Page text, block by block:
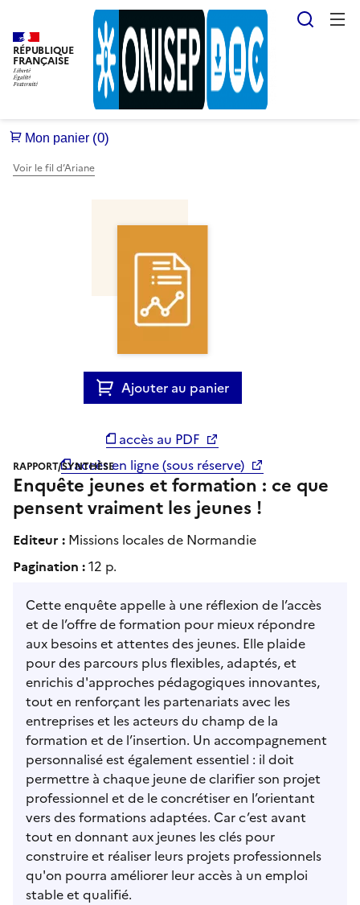
RÉPUBLIQUE
FRANÇAISE
Voir le fil d’Ariane
Ajouter au panier
accès au PDF
accès en ligne (sous réserve)
RAPPORT/SYNTHÈSE
Enquête jeunes et formation : ce que
pensent vraiment les jeunes !
Editeur : Missions locales de Normandie
Pagination :12 p.
Cette enquête appelle à une réflexion de l’accès
et de l’offre de formation pour mieux répondre
aux besoins et attentes des jeunes. Elle plaide
pour des parcours plus flexibles, adaptés, et
enrichis d'approches pédagogiques innovantes,
tout en renforçant les partenariats avec les
entreprises et les acteurs du champ de la
formation et de l’insertion. Un accompagnement
personnalisé est également essentiel : il doit
permettre à chaque jeune de clarifier son projet
professionnel et de le concrétiser en l’orientant
vers des formations adaptées. Car c’est avant
tout en donnant aux jeunes les clés pour
construire et réaliser leurs projets professionnels
qu'on pourra améliorer leur accès à un emploi
stable et qualifié.